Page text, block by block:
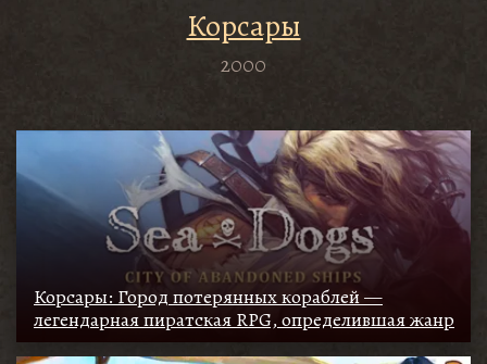
Корсары
2000
Корсары: Город потерянных кораблей —
легендарная пиратская RPG, определившая жанр